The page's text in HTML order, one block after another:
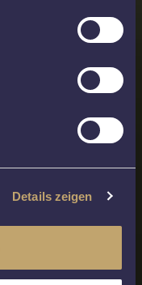
Details zeigen